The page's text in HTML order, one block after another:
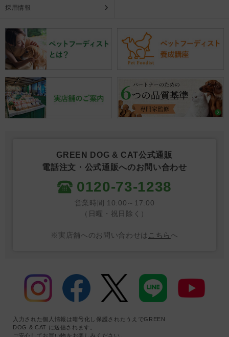
採用情報
GREEN DOG & CAT公式通販
電話注文・公式通販へのお問い合わせ
0120-73-1238
営業時間 10:00～17:00
（日曜・祝日除く）
※実店舗へのお問い合わせは こちらへ
入力された個人情報は暗号化し保護されたうえでGREEN
DOG & CAT に送信されます。
ご安心してお買い物をお楽しみください。